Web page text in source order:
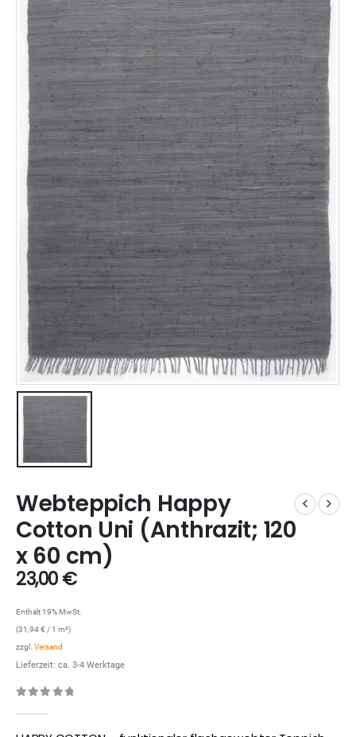
Webteppich Happy
Cotton Uni (Anthrazit; 120
x 60 cm)
23,00€
Enthält 19% MwSt.
(31,94€ / 1 m²)
zzgl. Versand
Lieferzeit: ca. 3-4 Werktage